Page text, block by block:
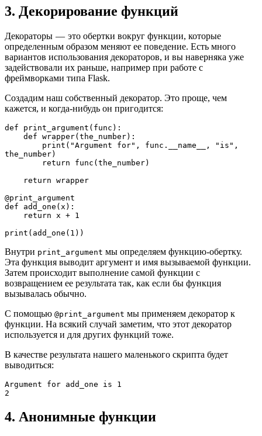
3. Декорирование функций
Декораторы — это обертки вокруг функции, которые
определенным образом меняют ее поведение. Есть много
вариантов использования декораторов, и вы наверняка уже
задействовали их раньше, например при работе с
фреймворками типа Flask.
Создадим наш собственный декоратор. Это проще, чем
кажется, и когда-нибудь он пригодится:
def print_argument(func):
the_number)
@print_argument
def add_one(x):
print(add_one(1))
Внутри print_argument мы определяем функцию-обертку.
Эта функция выводит аргумент и имя вызываемой функции.
Затем происходит выполнение самой функции с
возвращением ее результата так, как если бы функция
вызывалась обычно.
С помощью @print_argument мы применяем декоратор к
функции. На всякий случай заметим, что этот декоратор
используется и для других функций тоже.
В качестве результата нашего маленького скрипта будет
выводиться:
Argument for add_one is 1
2
4. Анонимные функции